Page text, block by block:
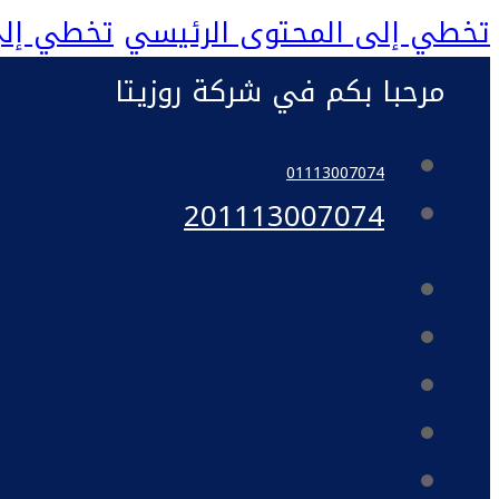
تخطي إلى المحتوى الرئيسي تخطي
مرحبا بكم في شركة روزيتا
01113007074
201113007074